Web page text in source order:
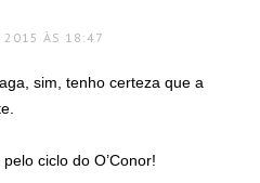
2015 ÀS 18:47
sim, tenho certeza que a
ciclo do O’Conor!